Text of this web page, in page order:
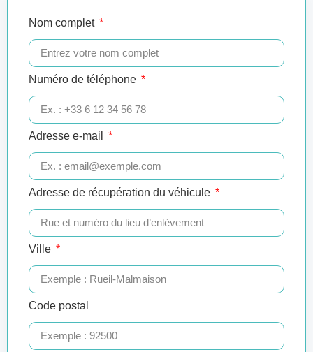
Nom complet
Numéro de téléphone
Adresse e-mail
Adresse de récupération du véhicule
Ville
Code postal